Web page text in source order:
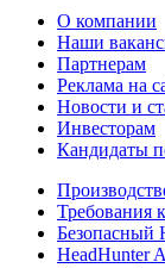
О компании
Наши
Партнерам
Реклама на
Новости и
Инвесторам
Кандидаты
Требования
Безопасный
HeadHunter